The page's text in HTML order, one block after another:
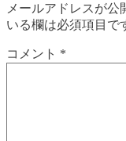
メールアドレスが公
いる欄は必須項目で
コメント *